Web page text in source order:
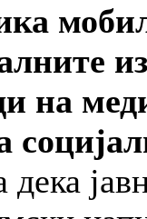
на
дека